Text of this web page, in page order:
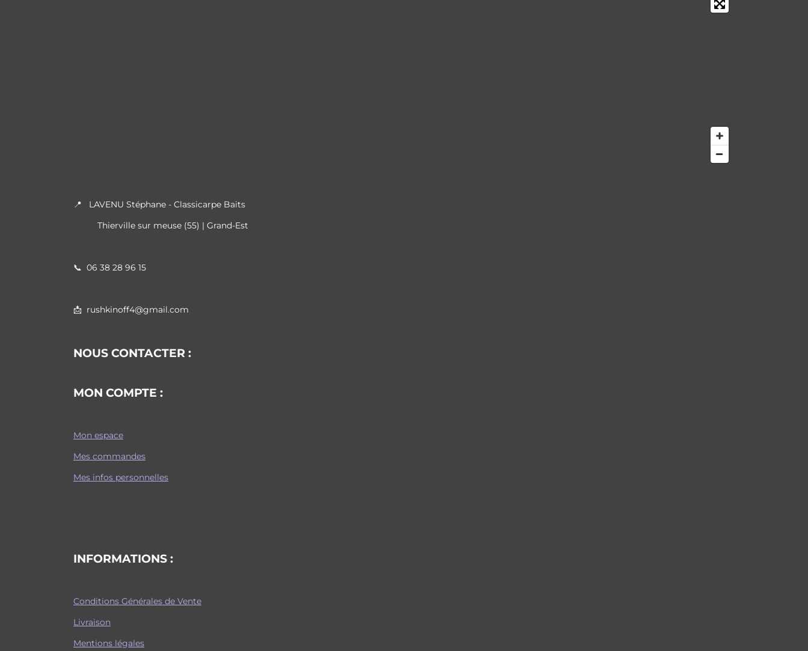
📍 LAVENU Stéphane - Classicarpe Baits
Thierville sur meuse (55) | Grand-Est
📞 06 38 28 96 15
📩 rushkinoff4@gmail.com
NOUS CONTACTER :
MON COMPTE :
Mon espace
Mes commandes
Mes infos personnelles
INFORMATIONS :
Conditions Générales de Vente
Livraison
Mentions légales